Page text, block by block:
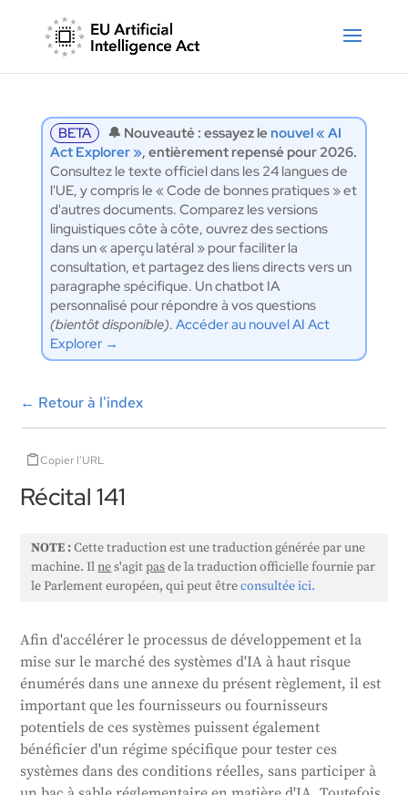
BETA 🔔 Nouveauté : essayez le nouvel « AI
Act Explorer », entièrement repensé pour 2026.
Consultez le texte officiel dans les 24 langues de
l'UE, y compris le « Code de bonnes pratiques » et
d'autres documents. Comparez les versions
linguistiques côte à côte, ouvrez des sections
dans un « aperçu latéral » pour faciliter la
consultation, et partagez des liens directs vers un
paragraphe spécifique. Un chatbot IA
personnalisé pour répondre à vos questions
(bientôt disponible). Accéder au nouvel AI Act
Explorer →
← Retour à l'index
Copier l'URL
Récital 141
NOTE :Cette traduction est une traduction générée par une
machine. Ilnes'agitpasde la traduction officielle fournie par
le Parlement européen, qui peut êtreconsultée ici.
Afin d'accélérer le processus de développement et la
mise sur le marché des systèmes d'IA à haut risque
énumérés dans une annexe du présent règlement, il est
important que les fournisseurs ou fournisseurs
potentiels de ces systèmes puissent également
bénéficier d'un régime spécifique pour tester ces
systèmes dans des conditions réelles, sans participer à